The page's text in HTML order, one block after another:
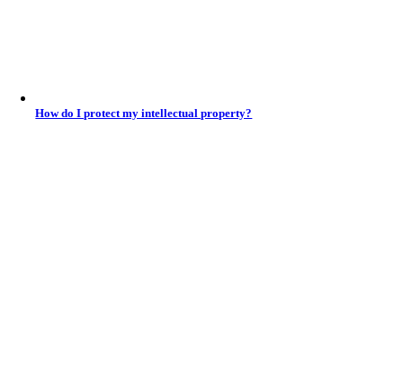
How do I protect my intellectual property?